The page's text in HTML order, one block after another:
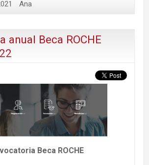
Ana
anual Beca ROCHE
Beca ROCHE